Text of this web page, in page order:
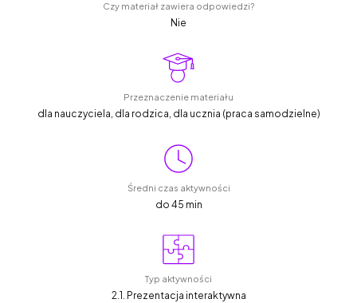
Czy materiał zawiera odpowiedzi?
Nie
Przeznaczenie materiału
dla nauczyciela, dla rodzica, dla ucznia (praca samodzielne)
Średni czas aktywności
do 45 min
Typ aktywności
2.1. Prezentacja interaktywna